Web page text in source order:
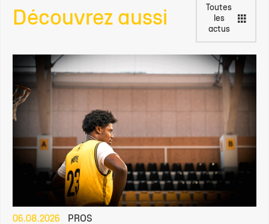
Découvrez aussi
Toutes
les
actus
06.08.2026 PROS